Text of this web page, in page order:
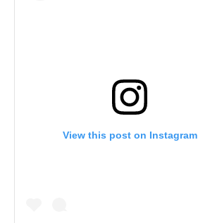
View this post on Instagram